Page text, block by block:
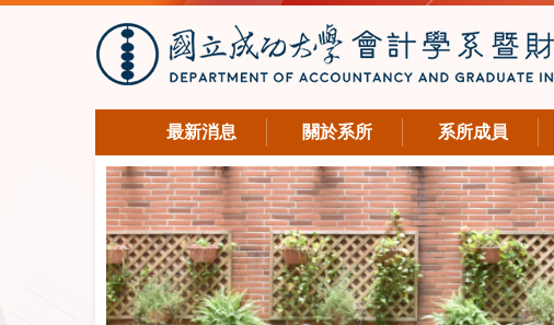
最新消息 關於系所 系所成員